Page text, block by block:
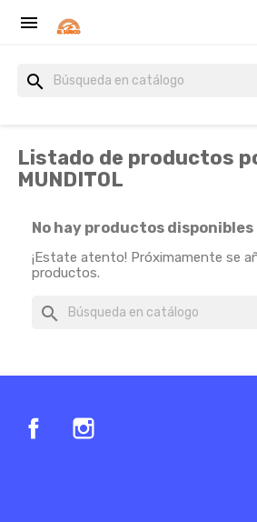

search
Listado de productos
MUNDITOL
No hay productos disponibles
¡Estate atento! Próximamente se
productos.
search
Facebook